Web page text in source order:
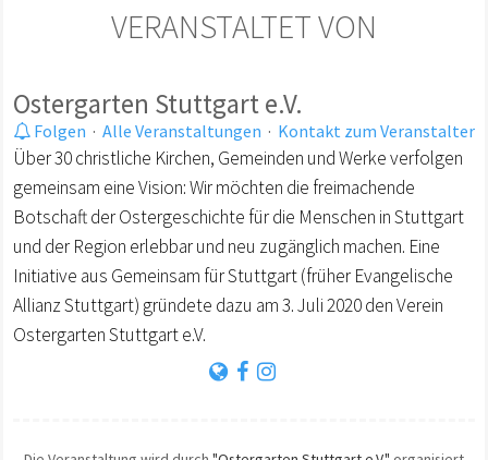
VERANSTALTET VON
Ostergarten Stuttgart e.V.
Folgen · Alle Veranstaltungen · Kontakt zum Veranstalter
Über 30 christliche Kirchen, Gemeinden und Werke verfolgen
gemeinsam eine Vision: Wir möchten die freimachende
Botschaft der Ostergeschichte für die Menschen in Stuttgart
und der Region erlebbar und neu zugänglich machen. Eine
Initiative aus Gemeinsam für Stuttgart (früher Evangelische
Allianz Stuttgart) gründete dazu am 3. Juli 2020 den Verein
Ostergarten Stuttgart e.V.